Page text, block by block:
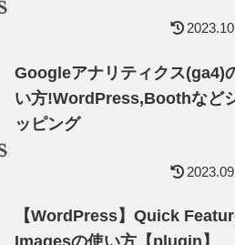
Googleアナリティクス(ga4)
い方!WordPress,Boothなど
ッピング
【WordPress】Quick
Imagesの使い方【plugin】